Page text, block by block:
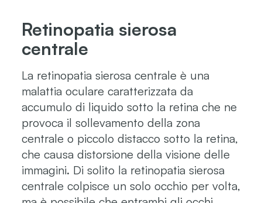
Retinopatia sierosa
centrale
La retinopatia sierosa centrale è una
malattia oculare caratterizzata da
accumulo di liquido sotto la retina che ne
provoca il sollevamento della zona
centrale o piccolo distacco sotto la retina,
che causa distorsione della visione delle
immagini. Di solito la retinopatia sierosa
centrale colpisce un solo occhio per volta,